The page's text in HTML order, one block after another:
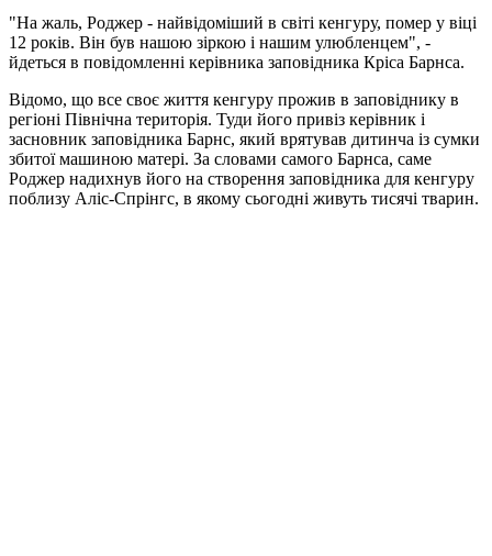
"На жаль, Роджер - найвідоміший в світі кенгуру, помер у віці
12 років. Він був нашою зіркою і нашим улюбленцем", -
йдеться в повідомленні керівника заповідника Кріса Барнса.
Відомо, що все своє життя кенгуру прожив в заповіднику в
регіоні Північна територія. Туди його привіз керівник і
засновник заповідника Барнс, який врятував дитинча із сумки
збитої машиною матері. За словами самого Барнса, саме
Роджер надихнув його на створення заповідника для кенгуру
поблизу Аліс-Спрінгс, в якому сьогодні живуть тисячі тварин.